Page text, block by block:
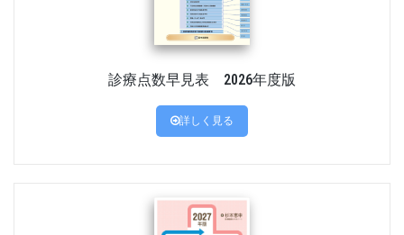
診療点数早見表 2026年度版
詳しく見る